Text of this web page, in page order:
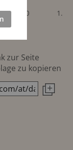
1.700
zur Seite
zu kopieren